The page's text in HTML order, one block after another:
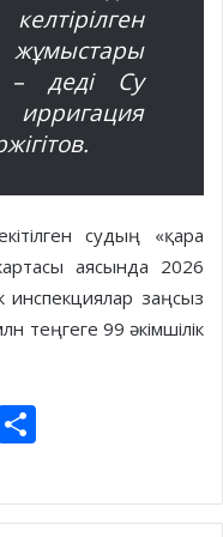
– деді Су
судың «қара
аясында 2026
инспекциялар заңсыз
теңгеге 99 әкімшілік
ar